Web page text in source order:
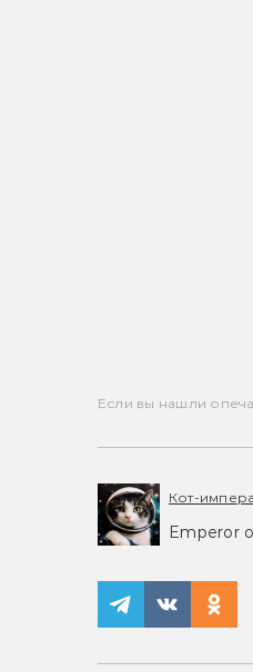
Если вы нашли
Кот-
Emperor